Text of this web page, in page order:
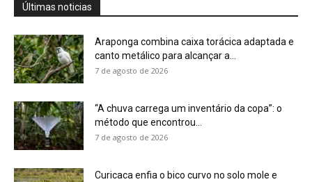
Últimas noticias
Araponga combina caixa torácica adaptada e
canto metálico para alcançar a...
7 de agosto de 2026
“A chuva carrega um inventário da copa”: o
método que encontrou...
7 de agosto de 2026
Curicaca enfia o bico curvo no solo mole e